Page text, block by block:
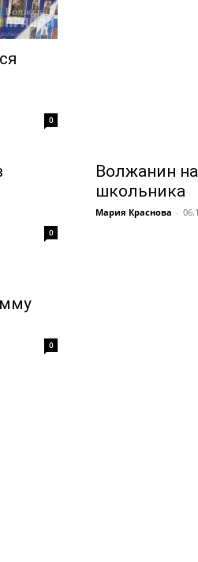
0
0
Волжанин на
школьника
Мария Краснова -
0